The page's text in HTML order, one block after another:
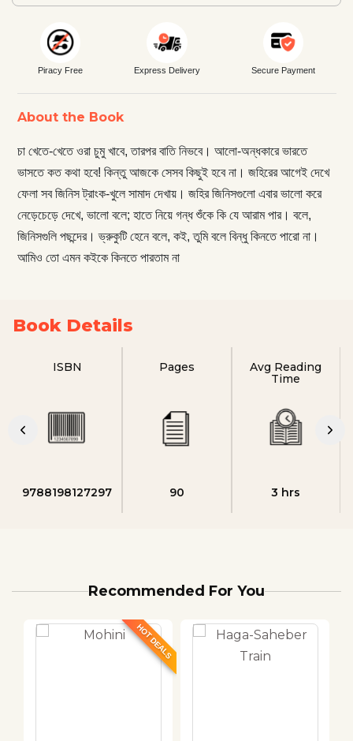
Piracy Free Express Delivery Secure Payment
About the Book
চা খেতে-খেতে ওরা চুমু খাবে, তারপর বাতি নিভবে। আলো-অন্ধকারে ভারতে
ভাসতে কত কথা হবে! কিন্তু আজকে সেসব কিছুই হবে না। জহিরের আগেই দেখে
ফেলা সব জিনিস ট্রাংক-খুলে সামাদ দেখায়। জহির জিনিসগুলো এবার ভালো করে
নেড়েচেড়ে দেখে, ভালো বলে; হাতে নিয়ে গন্ধ শুঁকে কি যে আরাম পার। বলে,
জিনিসগুলি পছন্দের। ভ্রুকুটি হেনে বলে, কই, তুমি বলে বিন্ধু কিনতে পারো না।
আমিও তো এমন কইকে কিনতে পারতাম না
Book Details
ISBN
9788198127297
Pages
90
Avg Reading
Time
3 hrs
Recommended For You
HOT DEALS